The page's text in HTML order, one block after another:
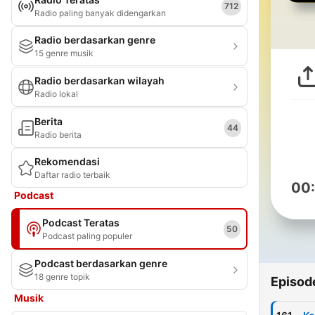
Radio paling banyak didengarkan
712
Radio berdasarkan genre
15 genre musik
Radio berdasarkan wilayah
Radio lokal
Berita
Radio berita
44
Rekomendasi
Daftar radio terbaik
Podcast
Podcast Teratas
Podcast paling populer
50
Podcast berdasarkan genre
18 genre topik
Musik